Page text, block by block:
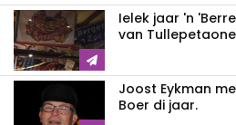
Ielek jaar 'n
van
Joost Eykman
Boer di jaar.